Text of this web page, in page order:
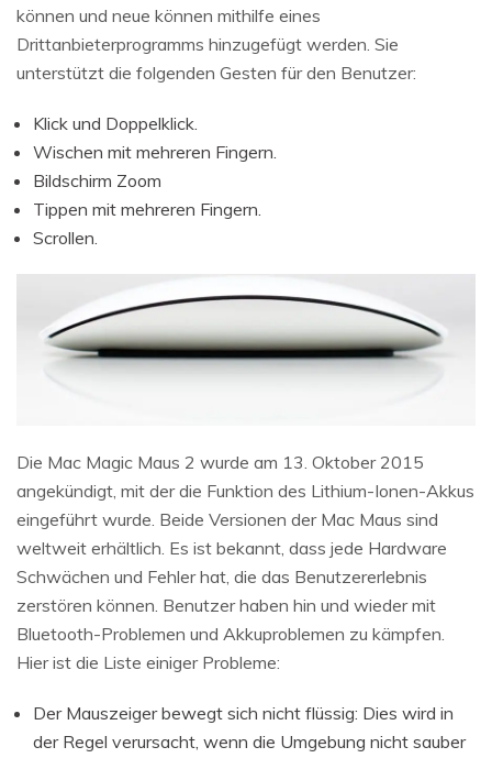
können und neue können mithilfe eines
Drittanbieterprogramms hinzugefügt werden. Sie
unterstützt die folgenden Gesten für den Benutzer:
Klick und Doppelklick.
Wischen mit mehreren Fingern.
Bildschirm Zoom
Tippen mit mehreren Fingern.
Scrollen.
Die Mac Magic Maus 2 wurde am 13. Oktober 2015
angekündigt, mit der die Funktion des Lithium-Ionen-Akkus
eingeführt wurde. Beide Versionen der Mac Maus sind
weltweit erhältlich. Es ist bekannt, dass jede Hardware
Schwächen und Fehler hat, die das Benutzererlebnis
zerstören können. Benutzer haben hin und wieder mit
Bluetooth-Problemen und Akkuproblemen zu kämpfen.
Hier ist die Liste einiger Probleme:
Der Mauszeiger bewegt sich nicht flüssig: Dies wird in
der Regel verursacht, wenn die Umgebung nicht sauber